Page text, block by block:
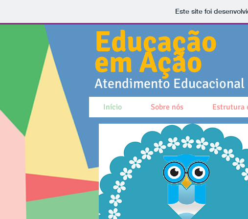
Este site foi
Educação
em Ação
Atendimento
Início Sobre nós Estrutura